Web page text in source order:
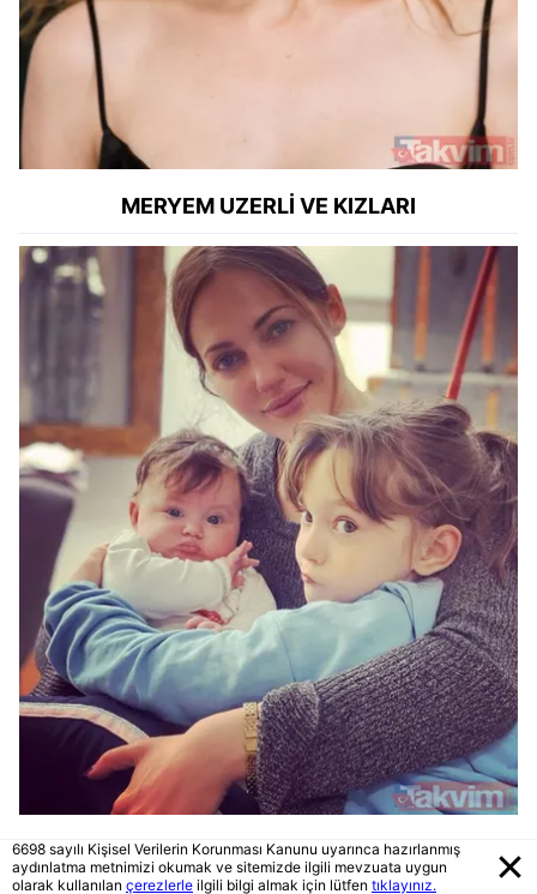
MERYEM UZERLİ VE KIZLARI
Lara ve kardeşi Lily Koi...
6698 sayılı Kişisel Verilerin Korunması Kanunu uyarınca hazırlanmış
aydınlatma metnimizi okumak ve sitemizde ilgili mevzuata uygun
olarak kullanılan çerezlerle ilgili bilgi almak için lütfen tıklayınız.